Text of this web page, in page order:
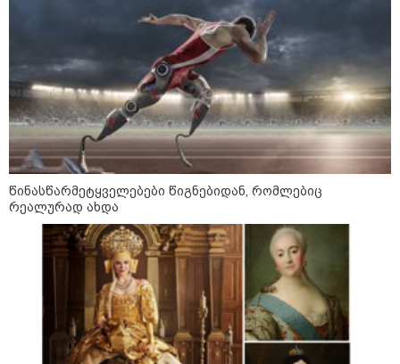
09:00 / 07-08-2026
18 წელი აგვისტოს ომიდან - ტრაგიკული
მოვლენების ქრონოლოგია, რომელიც
შესაძლოა, აღარ გვახსოვს
11:36 / 08-08-2026
წინასწარმეტყველებები წიგნებიდან, რომლებიც
რეალურად ახდა